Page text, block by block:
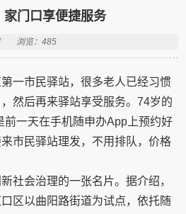
家门口享便捷服务
浏览：485
一市民驿站，很多老人已经习惯
然后再来驿站享受服务。74岁的
前一天在手机随申办App上预约好
市民驿站理发，不用排队，价格
社会治理的一张名片。据介绍，
区以曲阳路街道为试点，依托随